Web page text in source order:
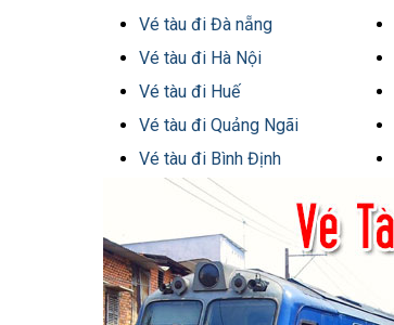
Vé tàu đi Đà nẵng
Vé tàu đi Hà Nội
Vé tàu đi Huế
Vé tàu đi Quảng Ngãi
Vé tàu đi Bình Định